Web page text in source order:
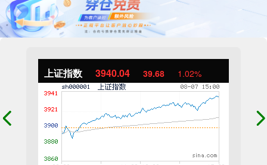
上证指数 3940.04 39.68 1.02%